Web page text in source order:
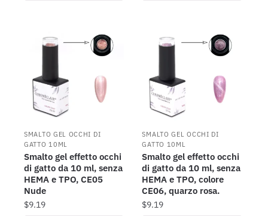
SMALTO GEL OCCHI DI
GATTO 10ML
Smalto gel effetto occhi
di gatto da 10 ml, senza
HEMA e TPO, CE05
Nude
$9.19
SMALTO GEL OCCHI DI
GATTO 10ML
Smalto gel effetto occhi
di gatto da 10 ml, senza
HEMA e TPO, colore
CE06, quarzo rosa.
$9.19